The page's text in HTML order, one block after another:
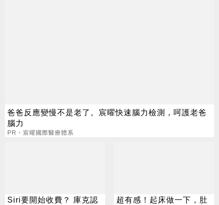
爸爸反應變慢不是老了。宸曜快速腦力檢測，呵護老爸
腦力
PR・宸曜國際醫療體系
Siri要開始收費？ 庫克認
超有感！起床做一下，肚